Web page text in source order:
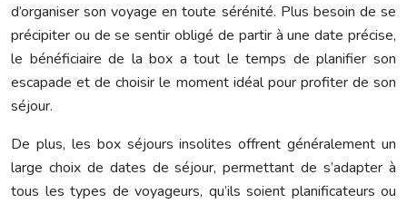
d’organiser son voyage en toute sérénité. Plus besoin de se
précipiter ou de se sentir obligé de partir à une date précise,
le bénéficiaire de la box a tout le temps de planifier son
escapade et de choisir le moment idéal pour profiter de son
séjour.
De plus, les box séjours insolites offrent généralement un
large choix de dates de séjour, permettant de s’adapter à
tous les types de voyageurs, qu’ils soient planificateurs ou